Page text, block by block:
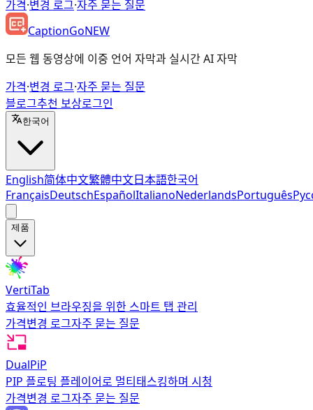
가격·변경 로그·자주 묻는 질문
CaptionGoNEW
모든 웹 동영상에 이중 언어 자막과 실시간 AI 자막
가격·변경 로그·자주 묻는 질문
블로그추천 보상로그인
한국어
English简体中文繁體中文日本語한국어
FrançaisDeutschEspañolItalianoNederlandsPortuguês
제품
VertiTab
효율적인 브라우징을 위한 스마트 탭 관리
가격변경 로그자주 묻는 질문
DualPiP
PIP 플로팅 플레이어로 멀티태스킹하며 시청
가격변경 로그자주 묻는 질문